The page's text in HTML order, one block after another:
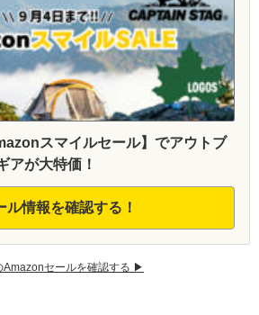
スマイルセール】でアウトブ
アが大特価！
ル情報を確認する！
Amazonセールを確認する ▶︎